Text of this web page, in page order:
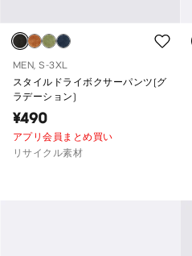
MEN, S-3XL
スタイルドライボクサーパンツ(グ
ラデーション)
¥490
アプリ会員まとめ買い
リサイクル素材